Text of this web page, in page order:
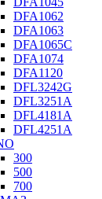
DFA1062
DFA1063
DFA1065C
DFA1074
DFA1120
DFL3242G
DFL3251A
DFL4181A
DFL4251A
300
500
700